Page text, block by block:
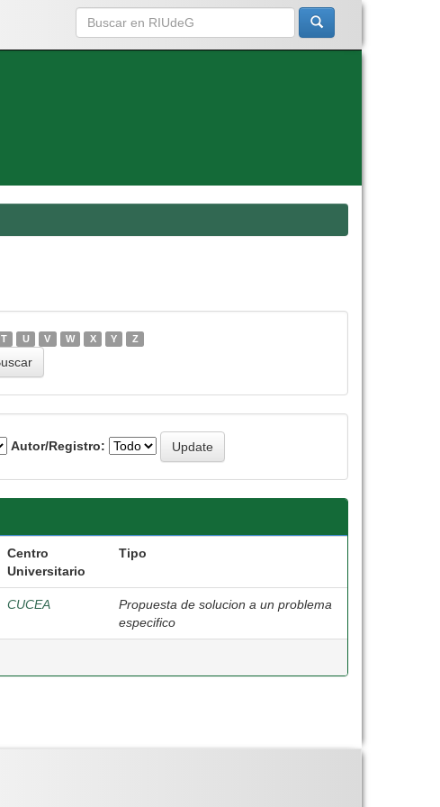
T U V W X Y Z
Autor/Registro:
Centro
Universitario
Tipo
CUCEA
Propuesta de solucion a un problema
especifico